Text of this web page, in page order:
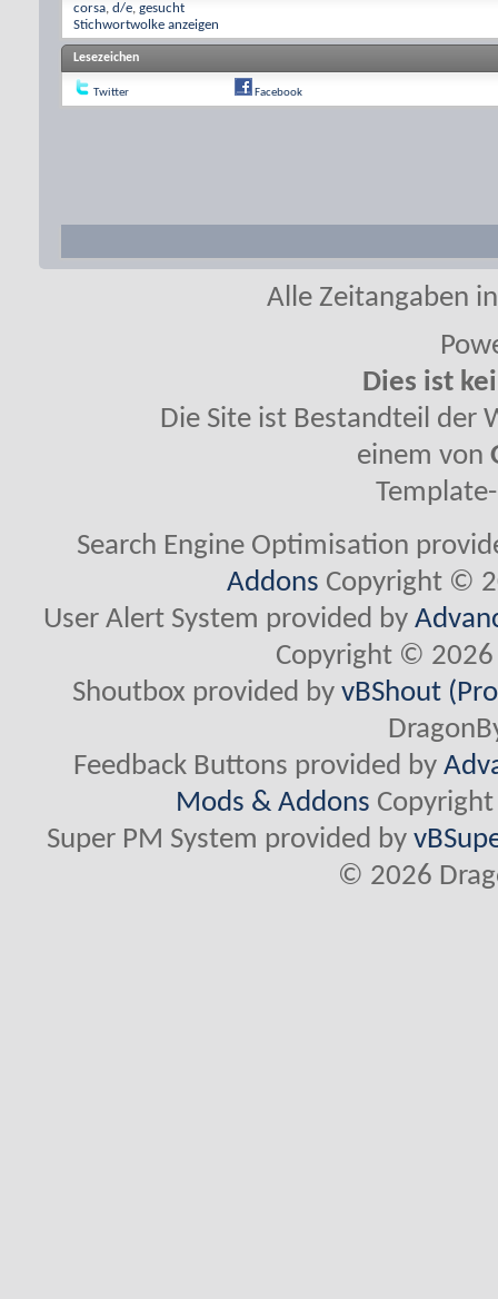
corsa, d/e, gesucht
Stichwortwolke anzeigen
Lesezeichen
Twitter Facebook
Alle Zeitangaben
Dies ist
Die Site ist Bestandteil der
einem von
Search Engine Optimisation
Addons Copyright ©
User Alert System provided by
Copyright © 2026
Shoutbox provided byvBShout
Feedback Buttons provided by
Mods & Addons
Super PM System provided by
© 2026